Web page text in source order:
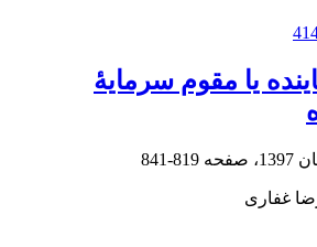
یا مقوم سرمایۀ
819-841
غفاری